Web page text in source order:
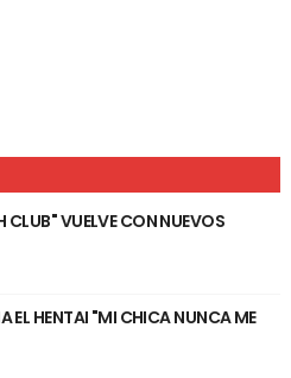
CLUB" VUELVE CON NUEVOS
EL HENTAI "MI CHICA NUNCA ME